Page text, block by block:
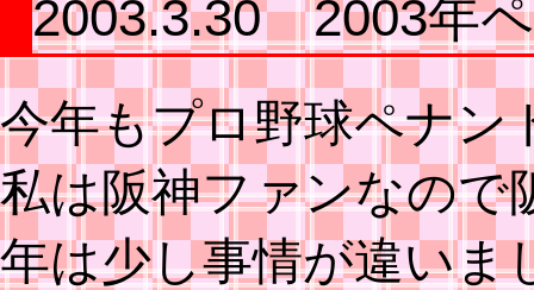
2003.3.30 2003年
今年もプロ野球ペナン
私は阪神ファンなので
年は少し事情が違いま